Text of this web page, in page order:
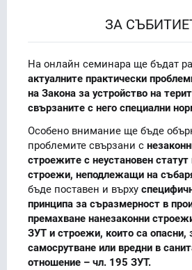
ЗА
На онлайн семинара ще бъдат
актуалните практически
на Закона за устройство на
свързаните с него специални
Особено внимание ще бъде
проблемите свързани с
строежите с неустановен статут
строежи, неподлежащи на
бъде поставен и върху
принципа за съразмерност в
премахване нанезаконни
ЗУТ и строежи, които са опасни,
самосрутване или вредни в
отношение – чл. 195 ЗУТ.